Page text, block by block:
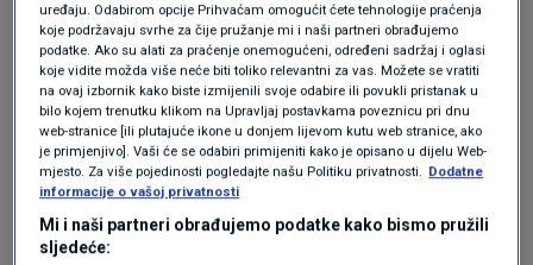
regiju.
Na jugu i istoku zemlje bit će najmanje oborine.
Treba računati i na probleme u prometu uslijed
jakog vjetra, sjeverca i sjeveroistočnjaka u
unutrašnjosti, bure na moru. Posvuda svježije.
Vjetrovito će biti i tijekom
uređaju. Odabirom opcije Prihvaćam omogućit ćete tehnologije praćenja
koje podržavaju svrhe za čije pružanje mi i naši partneri obrađujemo
podatke. Ako su alati za praćenje onemogućeni, određeni sadržaj i oglasi
koje vidite možda više neće biti toliko relevantni za vas. Možete se vratiti
na ovaj izbornik kako biste izmijenili svoje odabire ili povukli pristanak u
bilo kojem trenutku klikom na Upravljaj postavkama poveznicu pri dnu
web-stranice [ili plutajuće ikone u donjem lijevom kutu web stranice, ako
je primjenjivo]. Vaši će se odabiri primijeniti kako je opisano u dijelu Web-
mjesto. Za više pojedinosti pogledajte našu Politiku privatnosti. Dodatne
informacije o vašoj privatnosti
Mi i naši partneri obrađujemo podatke kako bismo pružili
sljedeće: